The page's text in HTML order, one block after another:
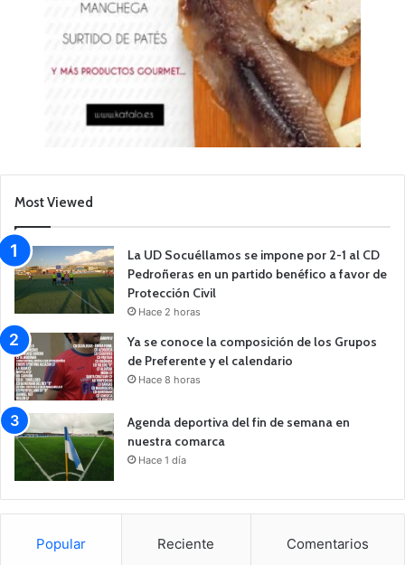
Most Viewed
La UD Socuéllamos se impone por 2-1 al CD
Pedroñeras en un partido benéfico a favor de
Protección Civil
Hace 2 horas
Ya se conoce la composición de los Grupos
de Preferente y el calendario
Hace 8 horas
Agenda deportiva del fin de semana en
nuestra comarca
Hace 1 día
Popular Reciente Comentarios